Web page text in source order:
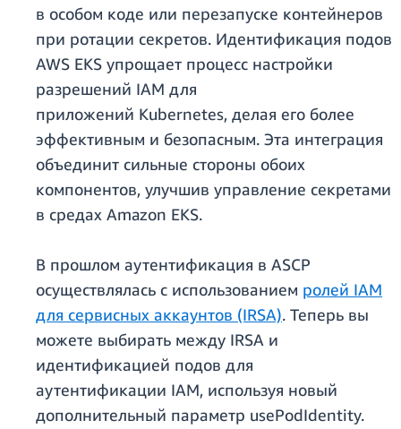
в особом коде или перезапуске контейнеров
при ротации секретов. Идентификация подов
AWS EKS упрощает процесс настройки
разрешений IAM для
приложений Kubernetes, делая его более
эффективным и безопасным. Эта интеграция
объединит сильные стороны обоих
компонентов, улучшив управление секретами
в средах Amazon EKS.
В прошлом аутентификация в ASCP
осуществлялась с использованием ролей IAM
для сервисных аккаунтов (IRSA). Теперь вы
можете выбирать между IRSA и
идентификацией подов для
аутентификации IAM, используя новый
дополнительный параметр usePodIdentity.